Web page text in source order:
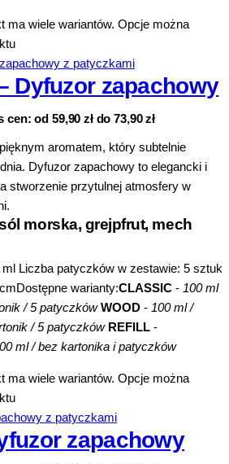
ma wiele wariantów. Opcje można
Dyfuzor zapachowy
cen: od 59,90 zł do 73,90 zł
aromatem, który subtelnie
Dyfuzor zapachowy to elegancki i
stworzenie przytulnej atmosfery w
morska, grejpfrut, mech
Liczba patyczków w zestawie: 5 sztuk
warianty:CLASSIC - 100 ml
/ 5 patyczków WOOD - 100 ml /
/ 5 patyczków REFILL -
ml / bez kartonika i patyczków
ma wiele wariantów. Opcje można
zapachowy